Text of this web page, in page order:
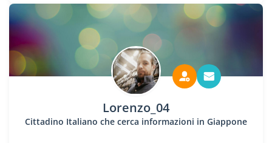
Lorenzo_04
Cittadino Italiano che cerca informazioni in Giappone